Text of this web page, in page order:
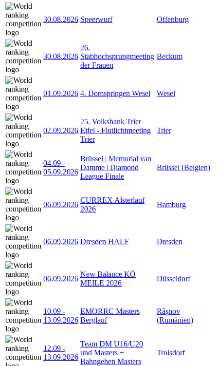
30.08.2026 Speerwurf Offenburg
30.08.2026
26.
Stabhochsprungmeeting
der Frauen
Beckum
01.09.2026 4. Domspringen Wesel Wesel
02.09.2026
25. Volksbank Trier
Eifel - Flutlichtmeeting
Trier
Trier
04.09 -
05.09.2026
Brüssel | Memorial van
Damme | Diamond
League Finale
Brüssel (Belgien)
06.09.2026
CURREX Alsterlauf
2026
Hamburg
06.09.2026 Dresden HALF Dresden
06.09.2026
New Balance KÖ
MEILE 2026
Düsseldorf
10.09 -
13.09.2026
EMORRC Masters
Berglauf
Râșnov
(Rumänien)
12.09 -
13.09.2026
Team DM U16/U20
und Masters +
Bahngehen Masters
Troisdorf